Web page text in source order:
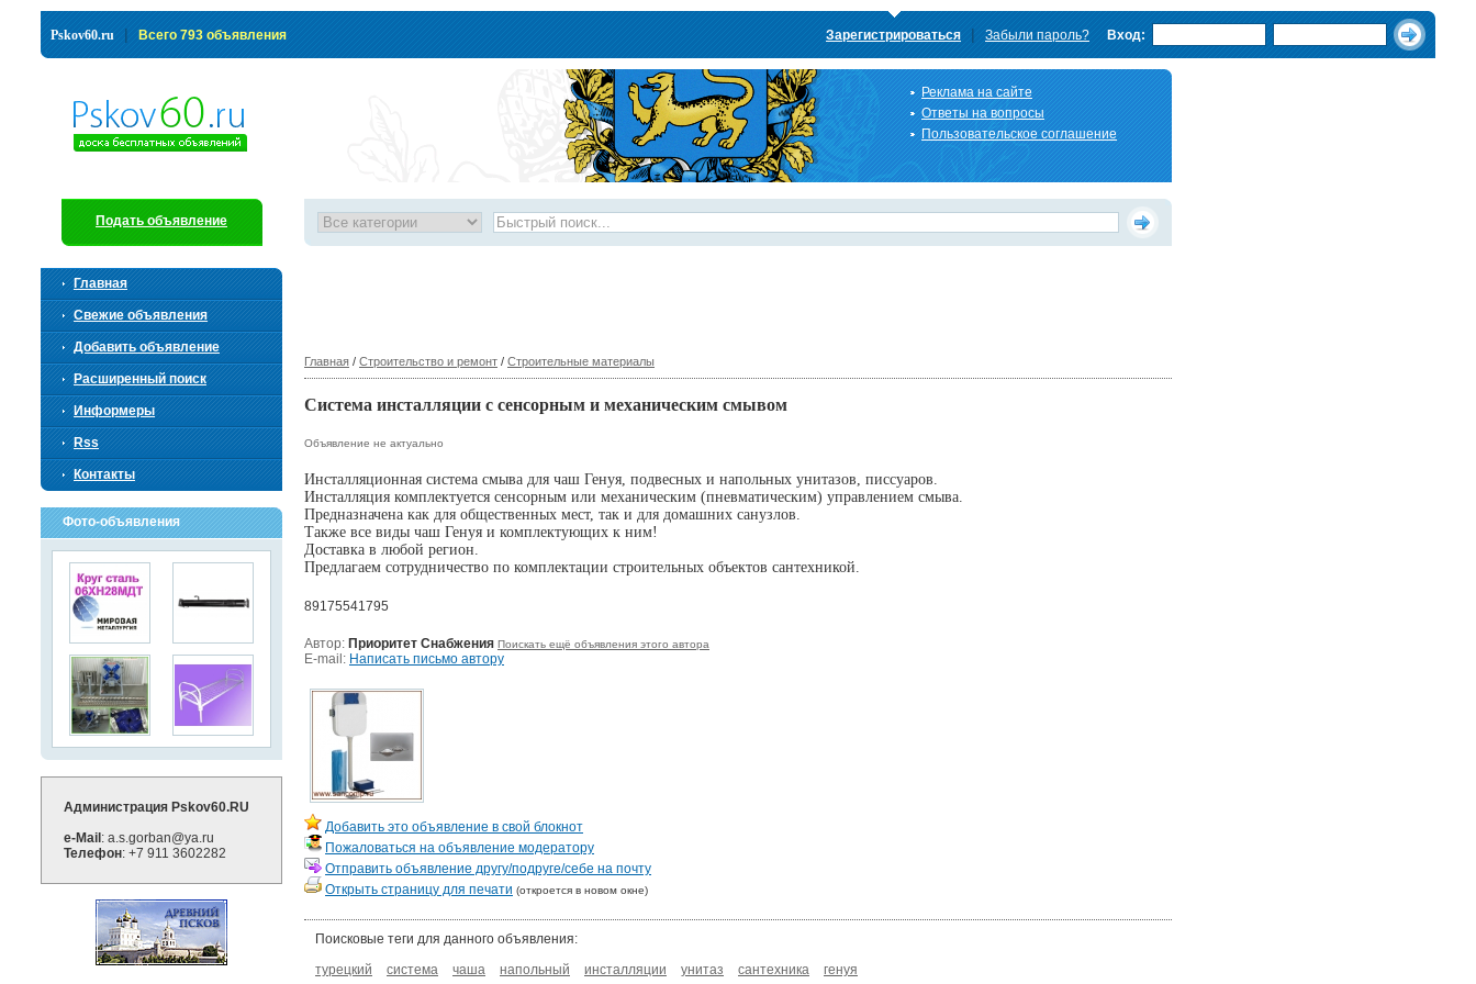
Pskov60.ru | Всего 793 объявления Зарегистрироваться | Забыли пароль? Вход:
Реклама на сайте
Ответы на вопросы
Пользовательское соглашение
Главная / Строительство и ремонт / Строительные материалы
Система инсталляции с сенсорным и механическим смывом
Объявление не актуально
Инсталляционная система смыва для чаш Генуя, подвесных и напольных унитазов, писсуаров.
Инсталляция комплектуется сенсорным или механическим (пневматическим) управлением смыва.
Предназначена как для общественных мест, так и для домашних санузлов.
Также все виды чаш Генуя и комплектующих к ним!
Доставка в любой регион.
Предлагаем сотрудничество по комплектации строительных объектов сантехникой.
89175541795
Автор: Приоритет Снабжения Поискать ещё объявления этого автора
E-mail: Написать письмо автору
Добавить это объявление в свой блокнот
Пожаловаться на объявление модератору
Отправить объявление другу/подруге/себе на почту
Открыть страницу для печати (откроется в новом окне)
Поисковые теги для данного объявления:
турецкий
система чаша напольный инсталляции унитаз сантехника генуя
Подать объявление
Главная
Свежие объявления
Добавить объявление
Расширенный поиск
Информеры
Rss
Контакты
Фото-объявления
Администрация Pskov60.RU
e-Mail : a.s.gorban@ya.ru
Телефон: +7 911 3602282